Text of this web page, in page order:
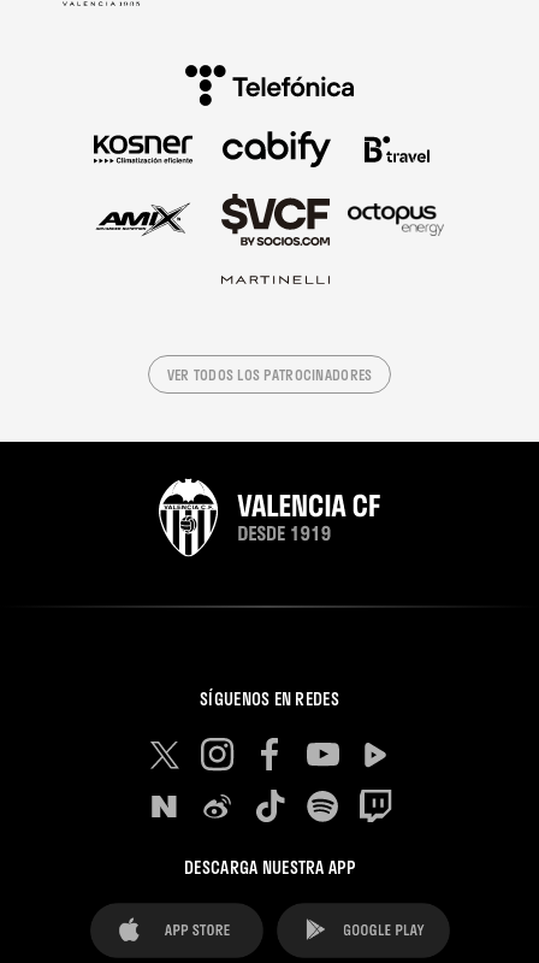
VER TODOS LOS PATROCINADORES
SÍGUENOS EN REDES
DESCARGA NUESTRA APP